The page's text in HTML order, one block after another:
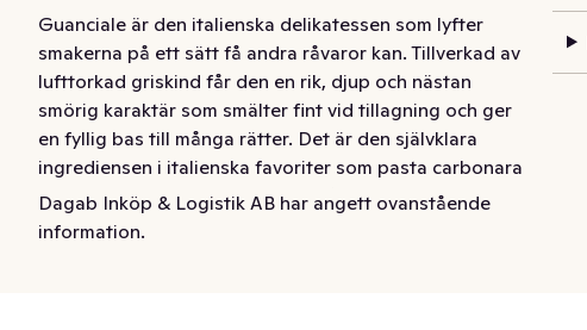
Guanciale är den italienska delikatessen som lyfter
smakerna på ett sätt få andra råvaror kan. Tillverkad av
lufttorkad griskind får den en rik, djup och nästan
smörig karaktär som smälter fint vid tillagning och ger
en fyllig bas till många rätter. Det är den självklara
ingrediensen i italienska favoriter som pasta carbonara
och amatriciana, där guanciale står för den typiska
smaken som inte kan ersättas av annat sidfläsk. För dig
Dagab Inköp & Logistik AB har angett ovanstående
information.